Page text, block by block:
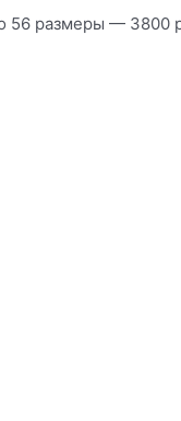
размеры — 3800